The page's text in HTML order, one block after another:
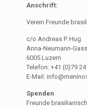
Anschrift:
Verein Freunde
c/o Andreas P. Hug
Anna-Neumann-
6005 Luzern
Telefon: +41 (0)79
E-Mail:
Spenden
Freunde